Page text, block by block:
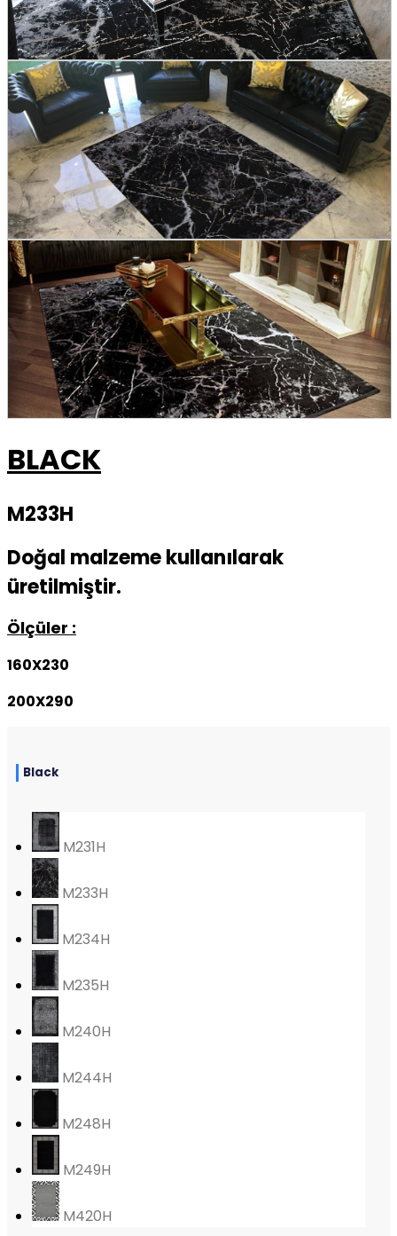
BLACK
M233H
Doğal malzeme kullanılarak
üretilmiştir.
Ölçüler :
160X230
200X290
Black
M231H
M233H
M234H
M235H
M240H
M244H
M248H
M249H
M420H